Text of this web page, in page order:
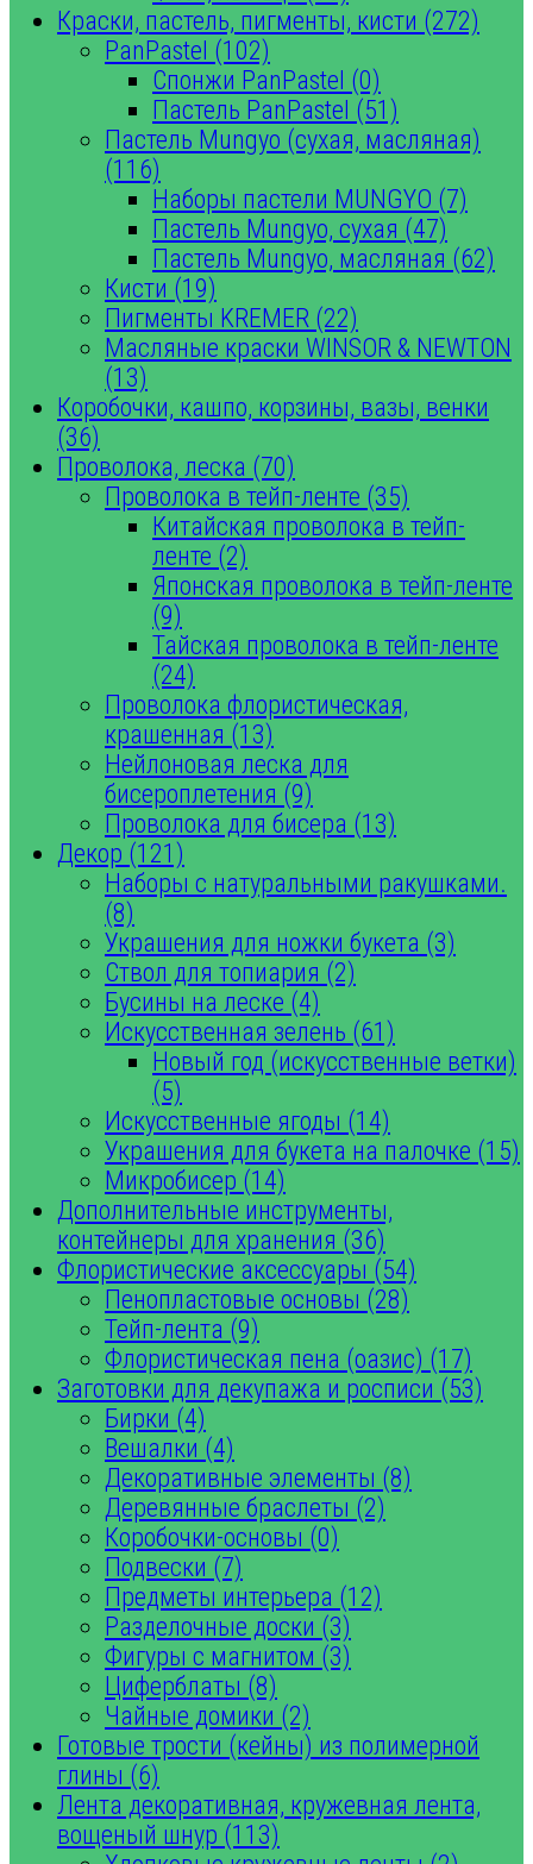
Краски, пастель, пигменты, кисти (272)
PanPastel (102)
Спонжи PanPastel (0)
Пастель PanPastel (51)
Пастель Mungyo (сухая, масляная)
(116)
Наборы пастели MUNGYO (7)
Пастель Mungyo, сухая (47)
Пастель Mungyo, масляная (62)
Кисти (19)
Пигменты KREMER (22)
Масляные краски WINSOR & NEWTON
(13)
Коробочки, кашпо, корзины, вазы, венки
(36)
Проволока, леска (70)
Проволока в тейп-ленте (35)
Китайская проволока в тейп-
ленте (2)
Японская проволока в тейп-ленте
(9)
Тайская проволока в тейп-ленте
(24)
Проволока флористическая,
крашенная (13)
Нейлоновая леска для
бисероплетения (9)
Проволока для бисера (13)
Декор (121)
Наборы с натуральными ракушками.
(8)
Украшения для ножки букета (3)
Ствол для топиария (2)
Бусины на леске (4)
Искусственная зелень (61)
Новый год (искусственные ветки)
(5)
Искусственные ягоды (14)
Украшения для букета на палочке (15)
Микробисер (14)
Дополнительные инструменты,
контейнеры для хранения (36)
Флористические аксессуары (54)
Пенопластовые основы (28)
Тейп-лента (9)
Флористическая пена (оазис) (17)
Заготовки для декупажа и росписи (53)
Бирки (4)
Вешалки (4)
Декоративные элементы (8)
Деревянные браслеты (2)
Коробочки-основы (0)
Подвески (7)
Предметы интерьера (12)
Разделочные доски (3)
Фигуры с магнитом (3)
Циферблаты (8)
Чайные домики (2)
Готовые трости (кейны) из полимерной
глины (6)
Лента декоративная, кружевная лента,
вощеный шнур (113)